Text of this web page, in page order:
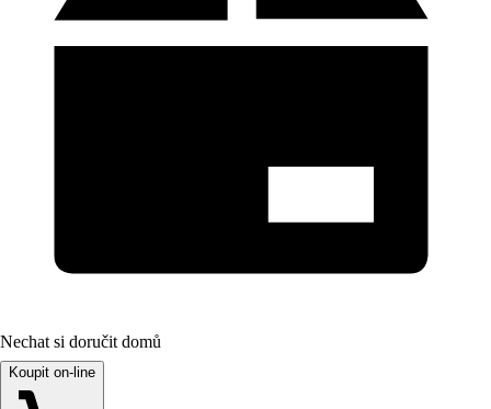
Nechat si doručit domů
Koupit on-line